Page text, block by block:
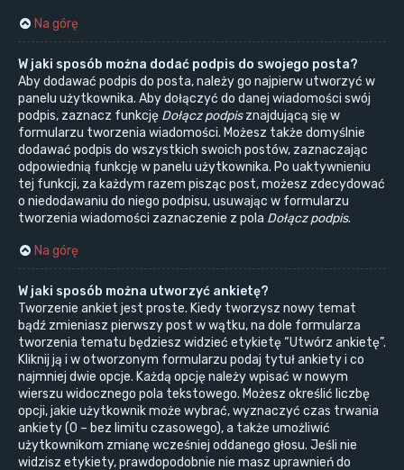
Na górę
W jaki sposób można dodać podpis do swojego posta?
Aby dodawać podpis do posta, należy go najpierw utworzyć w
panelu użytkownika. Aby dołączyć do danej wiadomości swój
podpis, zaznacz funkcję Dołącz podpisznajdującą się w
formularzu tworzenia wiadomości. Możesz także domyślnie
dodawać podpis do wszystkich swoich postów, zaznaczając
odpowiednią funkcję w panelu użytkownika. Po uaktywnieniu
tej funkcji, za każdym razem pisząc post, możesz zdecydować
o niedodawaniu do niego podpisu, usuwając w formularzu
tworzenia wiadomości zaznaczenie z pola Dołącz podpis.
Na górę
W jaki sposób można utworzyć ankietę?
Tworzenie ankiet jest proste. Kiedy tworzysz nowy temat
bądź zmieniasz pierwszy post w wątku, na dole formularza
tworzenia tematu będziesz widzieć etykietę “Utwórz ankietę”.
Kliknij ją i w otworzonym formularzu podaj tytuł ankiety i co
najmniej dwie opcje. Każdą opcję należy wpisać w nowym
wierszu widocznego pola tekstowego. Możesz określić liczbę
opcji, jakie użytkownik może wybrać, wyznaczyć czas trwania
ankiety (0 – bez limitu czasowego), a także umożliwić
użytkownikom zmianę wcześniej oddanego głosu. Jeśli nie
widzisz etykiety, prawdopodobnie nie masz uprawnień do